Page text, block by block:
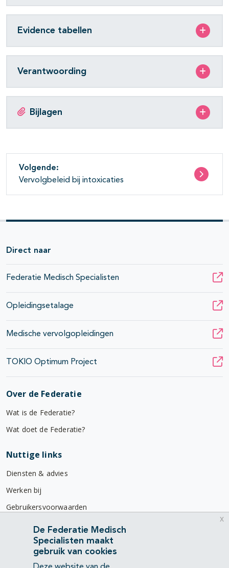
Evidence tabellen
Verantwoording
Bijlagen
Volgende:
Vervolgbeleid bij intoxicaties
Direct naar
Federatie Medisch Specialisten
Opleidingsetalage
Medische vervolgopleidingen
TOKIO Optimum Project
Over de Federatie
Wat is de Federatie?
Wat doet de Federatie?
Nuttige links
Diensten & advies
Werken bij
Gebruikersvoorwaarden
Privacyverklaring
Contact
Mercatorlaan 1200
De Federatie Medisch
Specialisten maakt
gebruik van cookies
x